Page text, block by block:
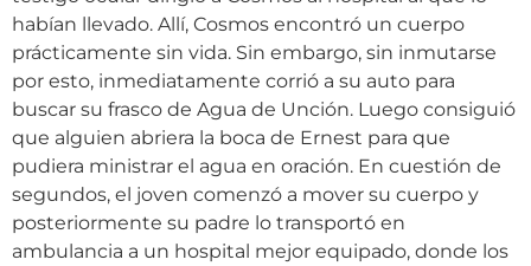
habían llevado. Allí, Cosmos encontró un cuerpo
prácticamente sin vida. Sin embargo, sin inmutarse
por esto, inmediatamente corrió a su auto para
buscar su frasco de Agua de Unción. Luego consiguió
que alguien abriera la boca de Ernest para que
pudiera ministrar el agua en oración. En cuestión de
segundos, el joven comenzó a mover su cuerpo y
posteriormente su padre lo transportó en
ambulancia a un hospital mejor equipado, donde los